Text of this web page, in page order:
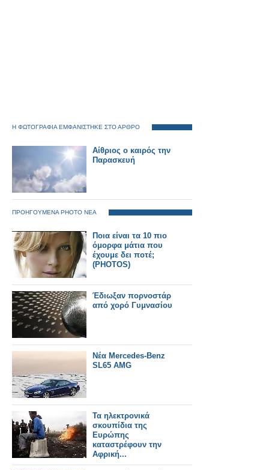
Η ΦΩΤΟΓΡΑΦΙΑ ΕΜΦΑΝΙΣΤΗΚΕ ΣΤΟ ΑΡΘΡΟ
Αίθριος ο καιρός την
Παρασκευή
ΠΡΟΗΓΟΥΜΕΝΑ PHOTO ΝΕΑ
Ποια είναι τα 10 πιο
όμορφα μάτια που
έχουμε δει ποτέ;
(PHOTOS)
Έδιωξαν πορνοστάρ
από χορό Γυμνασίου
Νέα Mercedes-Benz
SL65 AMG
Τα ηλεκτρονικά
σκουπίδια της
Ευρώπης
καταστρέφουν την
Αφρική...